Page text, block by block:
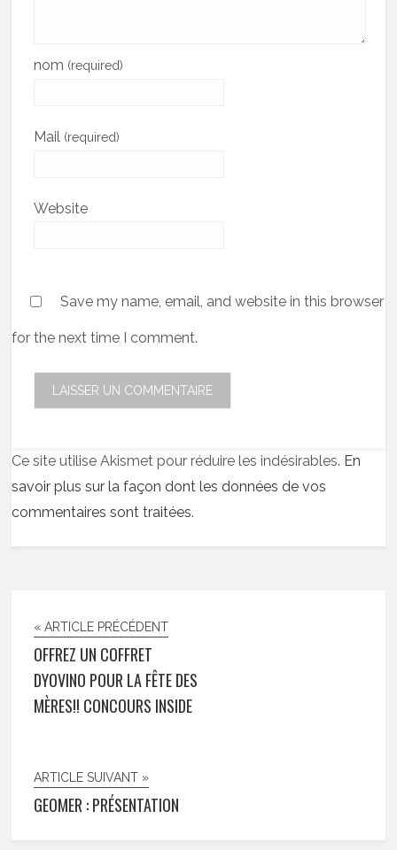
nom (required)
Mail (required)
Website
Save my name, email, and website in this browser
for the next time I comment.
Ce site utilise Akismet pour réduire les indésirables. En
savoir plus sur la façon dont les données de vos
commentaires sont traitées.
« ARTICLE PRÉCÉDENT
OFFREZ UN COFFRET
DYOVINO POUR LA FÊTE DES
MÈRES!! CONCOURS INSIDE
ARTICLE SUIVANT »
GEOMER : PRÉSENTATION